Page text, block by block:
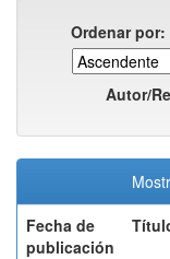
Ordenar por:
Autor/
Fecha de
publicación